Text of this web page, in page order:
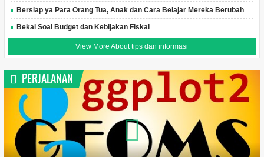
Bersiap ya Para Orang Tua, Anak dan Cara Belajar Mereka Berubah
Bekal Soal Budget dan Kebijakan Fiskal
View More About tips dan informasi
PERJALANAN